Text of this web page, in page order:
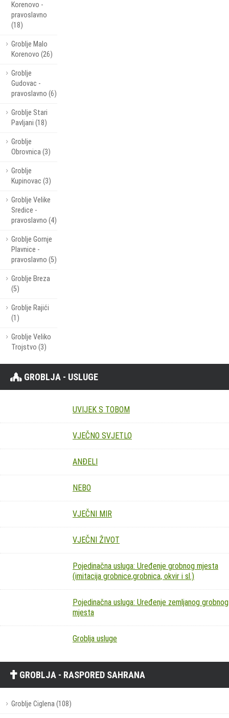
Korenovo -
pravoslavno
(18)
Groblje Malo
Korenovo (26)
Groblje
Gudovac -
pravoslavno (6)
Groblje Stari
Pavljani (18)
Groblje
Obrovnica (3)
Groblje
Kupinovac (3)
Groblje Velike
Sredice -
pravoslavno (4)
Groblje Gornje
Plavnice -
pravoslavno (5)
Groblje Breza
(5)
Groblje Rajići
(1)
Groblje Veliko
Trojstvo (3)
GROBLJA - USLUGE
UVIJEK S TOBOM
VJEČNO SVJETLO
ANĐELI
NEBO
VJEČNI MIR
VJEČNI ŽIVOT
Pojedinačna usluga: Uređenje grobnog mjesta
(imitacija grobnice,grobnica, okvir i sl.)
Pojedinačna usluga: Uređenje zemljanog grobnog
mjesta
Groblja usluge
GROBLJA - RASPORED SAHRANA
Groblje Ciglena (108)